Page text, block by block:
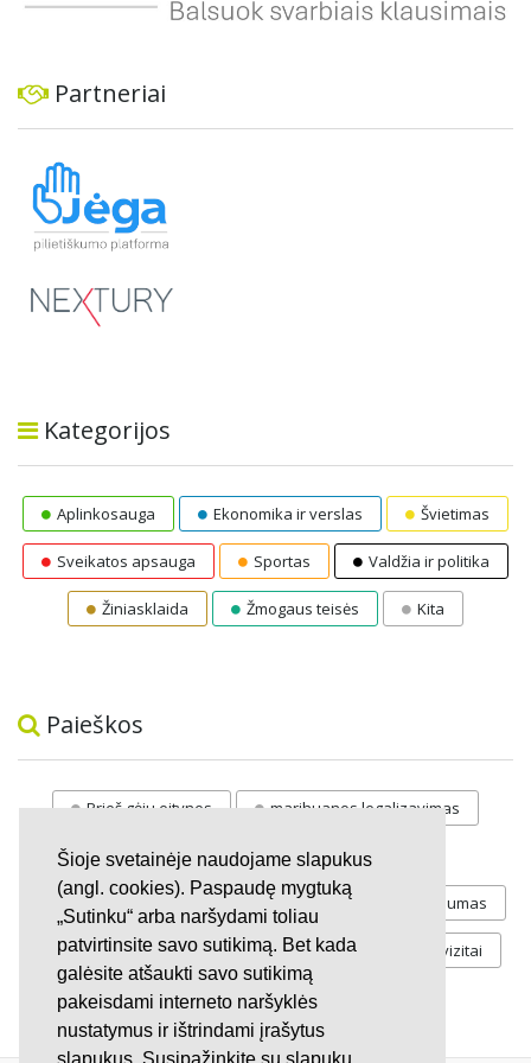
Šioje svetainėje naudojame slapukus
(angl. cookies). Paspaudę mygtuką
„Sutinku“ arba naršydami toliau
patvirtinsite savo sutikimą. Bet kada
galėsite atšaukti savo sutikimą
pakeisdami interneto naršyklės
nustatymus ir ištrindami įrašytus
Partneriai
Kategorijos
Aplinkosauga Ekonomika ir verslas Švietimas
Sveikatos apsauga Sportas Valdžia ir politika
Žiniasklaida Žmogaus teisės Kita
Paieškos
Prieš gėju eitynes marihuanos legalizavimas
STOP vaiku atemimas
Pilnos moksleivių vasaros atostogos referendumas
Keliu jaunystės Valandos Rekvizitai
Investicijos